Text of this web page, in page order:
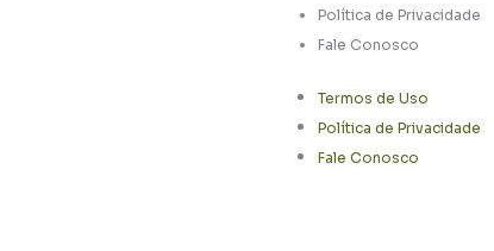
Política de Privacidade
Fale Conosco
Termos de Uso
Política de Privacidade
Fale Conosco